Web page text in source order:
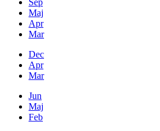
Maj
Apr
Mar
Dec
Apr
Mar
Jun
Maj
Feb